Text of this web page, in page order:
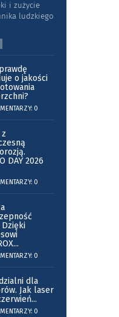
i zużycie
ludzkiego
o jakości
0
DAY 2026
0
...
0
dla
Jak laser
...
0